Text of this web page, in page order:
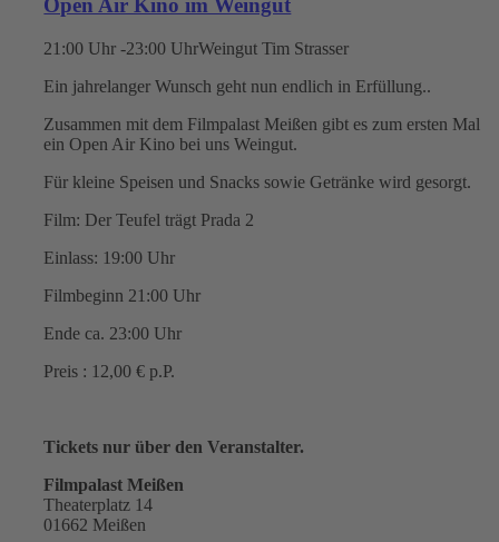
Open Air Kino im Weingut
21:00 Uhr -23:00 UhrWeingut Tim Strasser
Ein jahrelanger Wunsch geht nun endlich in Erfüllung..
Zusammen mit dem Filmpalast Meißen gibt es zum ersten Mal
ein Open Air Kino bei uns Weingut.
Für kleine Speisen und Snacks sowie Getränke wird gesorgt.
Film: Der Teufel trägt Prada 2
Einlass: 19:00 Uhr
Filmbeginn 21:00 Uhr
Ende ca. 23:00 Uhr
Preis : 12,00 € p.P.
Tickets nur über den Veranstalter.
Filmpalast Meißen
Theaterplatz 14
01662 Meißen